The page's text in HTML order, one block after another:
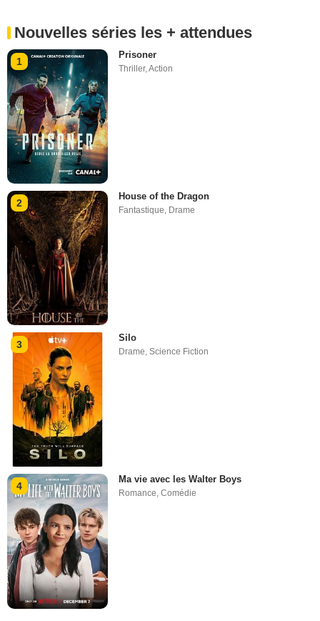
Nouvelles séries les + attendues
1
Prisoner
Thriller,Action
2
House of the Dragon
Fantastique, Drame
3
Silo
Drame,Science Fiction
4
Ma vie avec les Walter Boys
Romance,Comédie